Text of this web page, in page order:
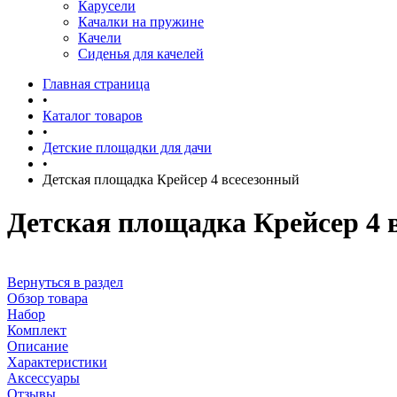
Карусели
Качалки на пружине
Качели
Сиденья для качелей
Главная страница
•
Каталог товаров
•
Детские площадки для дачи
•
Детская площадка Крейсер 4 всесезонный
Детская площадка Крейсер 4
Вернуться в раздел
Обзор товара
Набор
Комплект
Описание
Характеристики
Аксессуары
Отзывы